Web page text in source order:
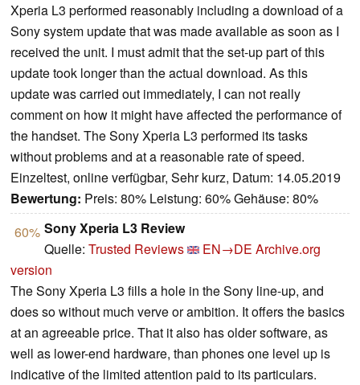
Xperia L3 performed reasonably including a download of a
Sony system update that was made available as soon as I
received the unit. I must admit that the set-up part of this
update took longer than the actual download. As this
update was carried out immediately, I can not really
comment on how it might have affected the performance of
the handset. The Sony Xperia L3 performed its tasks
without problems and at a reasonable rate of speed.
Einzeltest, online verfügbar, Sehr kurz, Datum: 14.05.2019
Bewertung: Preis: 80% Leistung: 60% Gehäuse: 80%
60% Sony Xperia L3 Review
Quelle: Trusted Reviews EN→DE Archive.org
version
The Sony Xperia L3 fills a hole in the Sony line-up, and
does so without much verve or ambition. It offers the basics
at an agreeable price. That it also has older software, as
well as lower-end hardware, than phones one level up is
indicative of the limited attention paid to its particulars.